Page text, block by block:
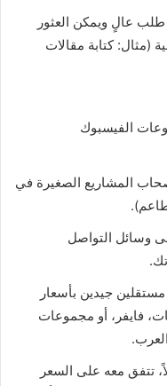
طلب عالٍ ويمكن العثور
(مثال: كتابة مقالات
الفيسبوك
المشاريع الصغيرة في
وسائل التواصل
جيدين بأسعار
فايفر، أو مجموعات
تتفق معه على السعر